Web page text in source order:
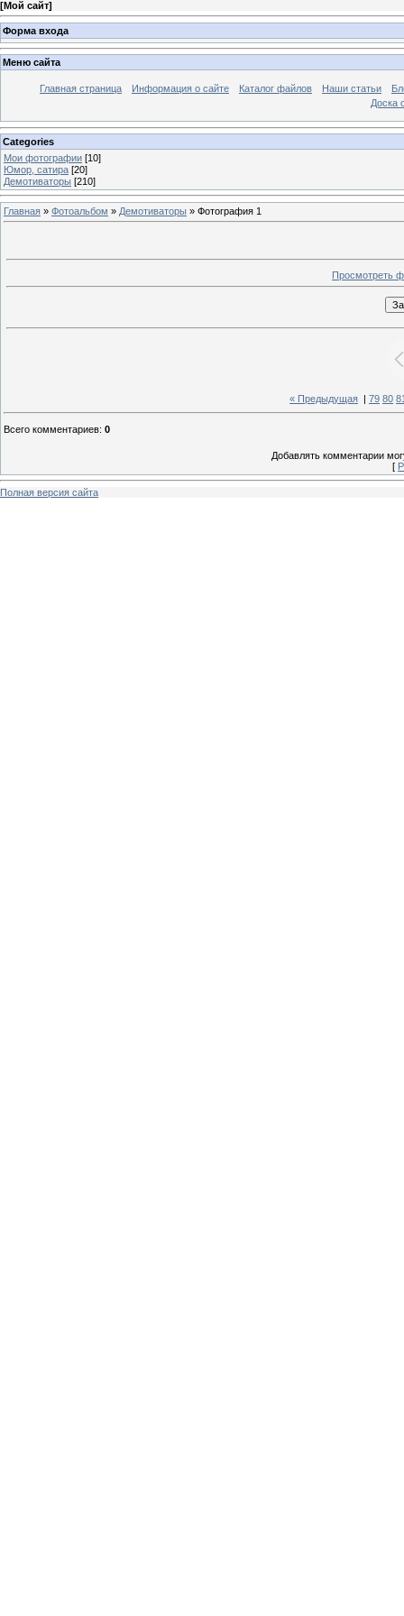
[Мой сайт]
Форма входа
Меню сайта
Главная страница Информация о сайте Каталог файлов Наши статьи
Доска
Categories
Мои фотографии [10]
Юмор, сатира [20]
Демотиваторы [210]
Главная » Фотоальбом » Демотиваторы » Фотография 1
Просмотреть
« Предыдущая 79 80
Всего комментариев: 0
Добавлять комментарии
[
Полная версия сайта